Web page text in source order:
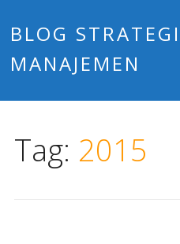
BLOG
MANAJEMEN
Tag: 2015